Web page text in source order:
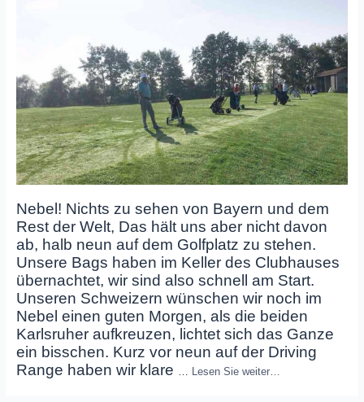
Nebel! Nichts zu sehen von Bayern und dem
Rest der Welt, Das hält uns aber nicht davon
ab, halb neun auf dem Golfplatz zu stehen.
Unsere Bags haben im Keller des Clubhauses
übernachtet, wir sind also schnell am Start.
Unseren Schweizern wünschen wir noch im
Nebel einen guten Morgen, als die beiden
Karlsruher aufkreuzen, lichtet sich das Ganze
ein bisschen. Kurz vor neun auf der Driving
Range haben wir klare … Lesen Sie weiter…